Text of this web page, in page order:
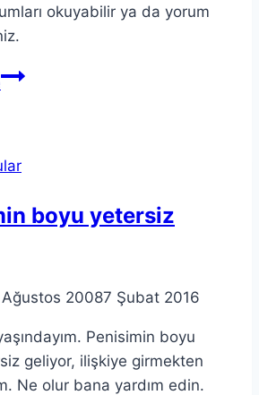
okuyabilir ya da yorum
boyu yetersiz
Ağustos 20087 Şubat 2016
Penisimin boyu
geliyor, ilişkiye girmekten
Ne olur bana yardım edin.